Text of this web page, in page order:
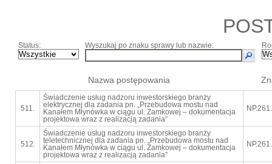
Status: Wyszukaj po znaku sprawy lub nazwie:
Nazwa postępowania
511.
Świadczenie usług nadzoru inwestorskiego branży
elektrycznej dla zadania pn. „Przebudowa mostu nad
Kanałem Młynówka w ciągu ul. Zamkowej – dokumentacja
projektowa wraz z realizacją zadania”
512.
Świadczenie usług nadzoru inwestorskiego branży
teletechnicznej dla zadania pn. „Przebudowa mostu nad
Kanałem Młynówka w ciągu ul. Zamkowej – dokumentacja
projektowa wraz z realizacją zadania”